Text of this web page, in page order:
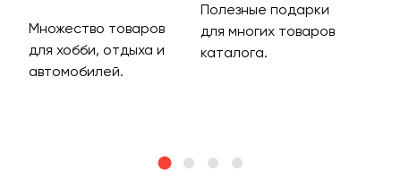
Множество товаров
для хобби, отдыха и
автомобилей.
Полезные подарки
для многих товаров
каталога.